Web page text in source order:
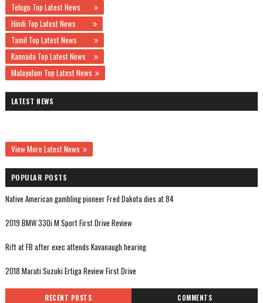
Telugu Top Latest News
Hindi Top Latest News
Tamil Top Latest News
Kannada Top Latest News
Malayalam Top Latest News
LATEST NEWS
View More Latest News
POPULAR POSTS
Native American gambling pioneer Fred Dakota dies at 84
2019 BMW 330i M Sport First Drive Review
Rift at FB after exec attends Kavanaugh hearing
2018 Maruti Suzuki Ertiga Review First Drive
RECENT POSTS COMMENTS